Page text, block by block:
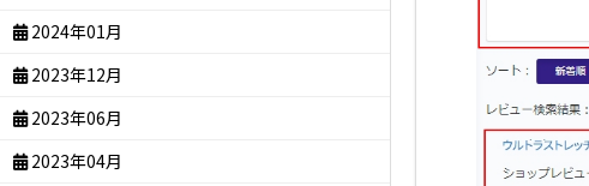
2024年01月
2023年12月
2023年06月
2023年04月